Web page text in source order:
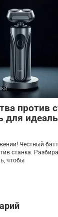
против
для
Честный
станка.
чтобы